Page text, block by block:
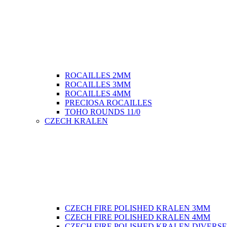
ROCAILLES 2MM
ROCAILLES 3MM
ROCAILLES 4MM
PRECIOSA ROCAILLES
TOHO ROUNDS 11/0
CZECH KRALEN
CZECH FIRE POLISHED KRALEN 3MM
CZECH FIRE POLISHED KRALEN 4MM